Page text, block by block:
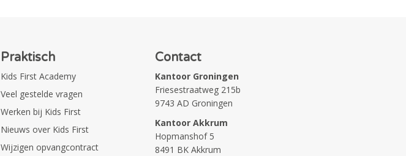
Praktisch
Kids First Academy
Veel gestelde vragen
Werken bij Kids First
Nieuws over Kids First
Wijzigen opvangcontract
Contact
Kantoor Groningen
Friesestraatweg 215b
9743 AD Groningen
Kantoor Akkrum
Hopmanshof 5
8491 BK Akkrum